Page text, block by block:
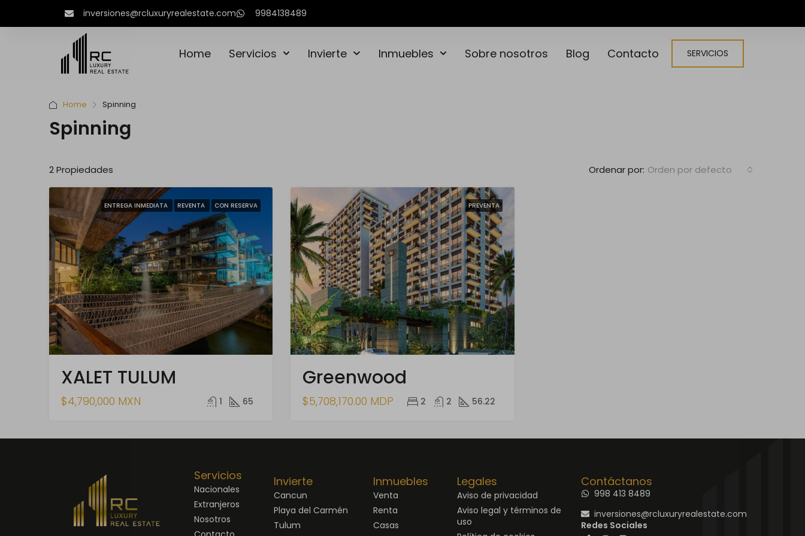
inversiones@rcluxuryrealestate.com 9984138489
Home Servicios Invierte Inmuebles Sobre nosotros Blog Contacto SERVICIOS
Home Spinning
Spinning
2 Propiedades Ordenar por: Orden por defecto
ENTREGA INMEDIATA REVENTA CON RESERVA
XALET TULUM
$4,790,000 MXN 1 65
PREVENTA
Greenwood
$5,708,170.00 MDP 2 2 56.22
Servicios
Nacionales
Extranjeros
Nosotros
Invierte
Cancun
Playa del Carmén
Tulum
Inmuebles
Venta
Renta
Casas
Legales
Aviso de privacidad
Aviso legal y términos de
uso
Contáctanos
998 413 8489
inversiones@rcluxuryrealestate.com
Redes Sociales